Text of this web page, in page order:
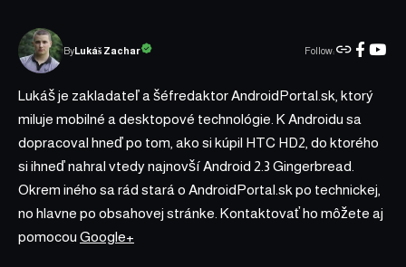
ByLukáš Zachar Follow:
Lukáš je zakladateľ a šéfredaktor AndroidPortal.sk, ktorý
miluje mobilné a desktopové technológie. K Androidu sa
dopracoval hneď po tom, ako si kúpil HTC HD2, do ktorého
si ihneď nahral vtedy najnovší Android 2.3 Gingerbread.
Okrem iného sa rád stará o AndroidPortal.sk po technickej,
no hlavne po obsahovej stránke. Kontaktovať ho môžete aj
pomocou Google+